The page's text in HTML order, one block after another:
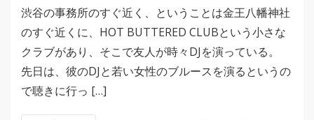
渋谷の事務所のすぐ近く、ということは金王八幡神社
のすぐ近くに、HOT BUTTERED CLUBという小さな
クラブがあり、そこで友人が時々DJを演っている。
先日は、彼のDJと若い女性のブルースを演るというの
で聴きに行っ […]